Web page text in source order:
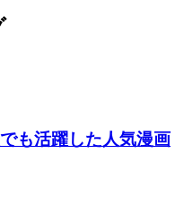
も活躍した人気漫画